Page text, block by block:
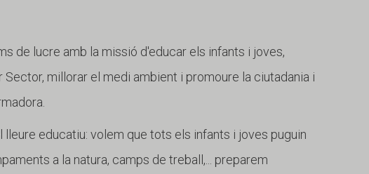
de lucre amb la missió d'educar els infants i joves,
millorar el medi ambient i promoure la ciutadania i
educatiu: volem que tots els infants i joves puguin
a la natura, camps de treball,... preparem